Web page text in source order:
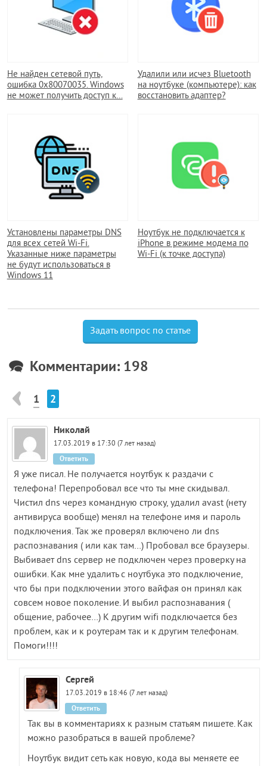
Не найден сетевой путь,
ошибка 0x80070035. Windows
не может получить доступ к…
Удалили или исчез Bluetooth
на ноутбуке (компьютере): как
восстановить адаптер?
Установлены параметры DNS
для всех сетей Wi-Fi.
Указанные ниже параметры
не будут использоваться в
Windows 11
Ноутбук не подключается к
iPhone в режиме модема по
Wi-Fi (к точке доступа)
Задать вопрос по статье
Комментарии: 198
1 2
Николай
17.03.2019 в 17:30 (7 лет назад)
Я уже писал. Не получается ноутбук к раздачи с
телефона! Перепробовал все что ты мне скидывал.
Чистил dns через командную строку, удалил avast (нету
антивируса вообще) менял на телефоне имя и пароль
подключения. Так же проверял включено ли dns
распознавания ( или как там…) Пробовал все браузеры.
Выбивает dns сервер не подключен через проверку на
ошибки. Как мне удалить с ноутбука это подключение,
что бы при подключении этого вайфая он принял как
совсем новое поколение. И выбил распознавания (
общение, рабочее…) К другим wifi подключается без
проблем, как и к роутерам так и к другим телефонам.
Помоги!!!!
Ответить
Сергей
17.03.2019 в 18:46 (7 лет назад)
Так вы в комментариях к разным статьям пишете. Как
можно разобраться в вашей проблеме?
Ноутбук видит сеть как новую, кода вы меняете ее
Ответить